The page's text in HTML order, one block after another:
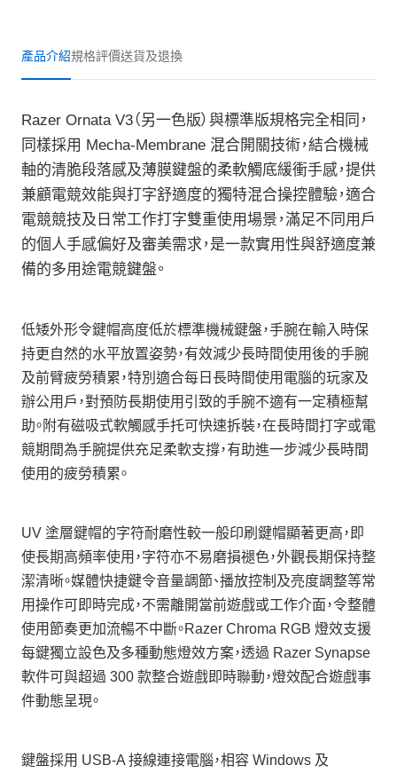
產品介紹規格評價送貨及退換
Razer Ornata V3（另一色版）與標準版規格完全相同，
同樣採用 Mecha-Membrane 混合開關技術，結合機械
軸的清脆段落感及薄膜鍵盤的柔軟觸底緩衝手感，提供
兼顧電競效能與打字舒適度的獨特混合操控體驗，適合
電競競技及日常工作打字雙重使用場景，滿足不同用戶
的個人手感偏好及審美需求，是一款實用性與舒適度兼
備的多用途電競鍵盤。
低矮外形令鍵帽高度低於標準機械鍵盤，手腕在輸入時保
持更自然的水平放置姿勢，有效減少長時間使用後的手腕
及前臂疲勞積累，特別適合每日長時間使用電腦的玩家及
辦公用戶，對預防長期使用引致的手腕不適有一定積極幫
助。附有磁吸式軟觸感手托可快速拆裝，在長時間打字或電
競期間為手腕提供充足柔軟支撐，有助進一步減少長時間
使用的疲勞積累。
UV 塗層鍵帽的字符耐磨性較一般印刷鍵帽顯著更高，即
使長期高頻率使用，字符亦不易磨損褪色，外觀長期保持整
潔清晰。媒體快捷鍵令音量調節、播放控制及亮度調整等常
用操作可即時完成，不需離開當前遊戲或工作介面，令整體
使用節奏更加流暢不中斷。Razer Chroma RGB 燈效支援
每鍵獨立設色及多種動態燈效方案，透過 Razer Synapse
軟件可與超過 300 款整合遊戲即時聯動，燈效配合遊戲事
件動態呈現。
鍵盤採用 USB-A 接線連接電腦，相容 Windows 及